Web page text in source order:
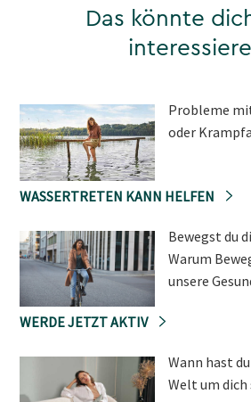
Das könnte
Probleme
oder
WASSERTRETEN KANN HELFEN
Bewegst du
Warum
unsere
WERDE JETZT AKTIV
Wann hast
Welt um